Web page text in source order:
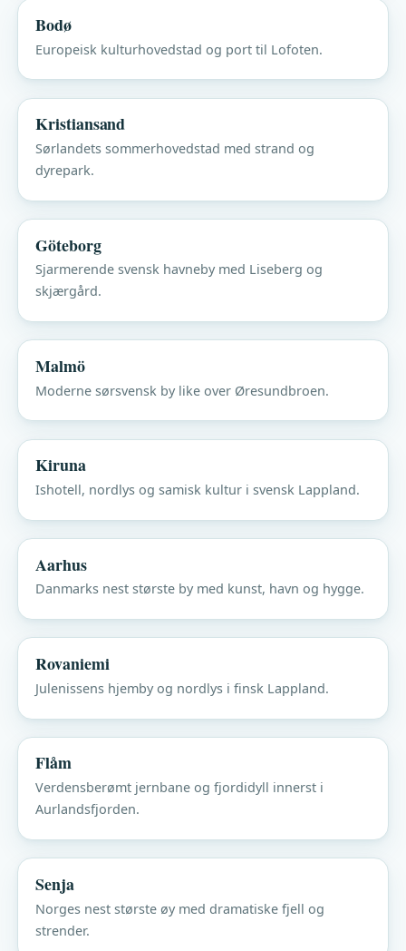
Bodø
Europeisk kulturhovedstad og port til Lofoten.
Kristiansand
Sørlandets sommerhovedstad med strand og
dyrepark.
Göteborg
Sjarmerende svensk havneby med Liseberg og
skjærgård.
Malmö
Moderne sørsvensk by like over Øresundbroen.
Kiruna
Ishotell, nordlys og samisk kultur i svensk Lappland.
Aarhus
Danmarks nest største by med kunst, havn og hygge.
Rovaniemi
Julenissens hjemby og nordlys i finsk Lappland.
Flåm
Verdensberømt jernbane og fjordidyll innerst i
Aurlandsfjorden.
Senja
Norges nest største øy med dramatiske fjell og
strender.